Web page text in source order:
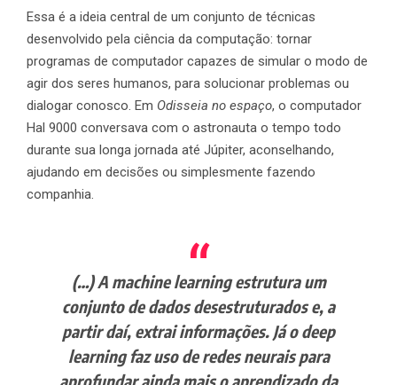
Essa é a ideia central de um conjunto de técnicas
desenvolvido pela ciência da computação: tornar
programas de computador capazes de simular o modo de
agir dos seres humanos, para solucionar problemas ou
dialogar conosco. Em Odisseia no espaço, o computador
Hal 9000 conversava com o astronauta o tempo todo
durante sua longa jornada até Júpiter, aconselhando,
ajudando em decisões ou simplesmente fazendo
companhia.
(…) A machine learning estrutura um
conjunto de dados desestruturados e, a
partir daí, extrai informações. Já o deep
learning faz uso de redes neurais para